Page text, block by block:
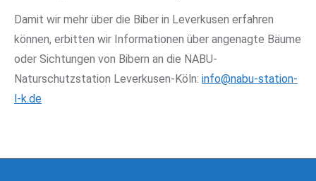
Damit wir mehr über die Biber in Leverkusen erfahren
können, erbitten wir Informationen über angenagte Bäume
oder Sichtungen von Bibern an die NABU-
Naturschutzstation Leverkusen-Köln: info@nabu-station-
l-k.de